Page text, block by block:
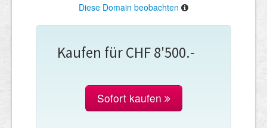
Diese Domain beobachten
Kaufen für CHF 8'500.-
Sofort kaufen